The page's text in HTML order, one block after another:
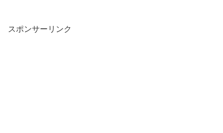
スポンサーリンク